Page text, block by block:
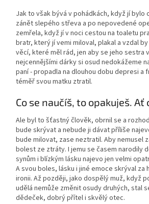
Jak to však bývá v pohádkách, když jí bylo
zánět slepého střeva a po nepovedené
zemřela, když jí v noci cestou na toaletu
bratr, který jí vemi miloval, plakal a vzdal
věcí, které měl rád, jen aby se jeho sestra
nejcennějšími dárky si osud nedokážeme
paní - propadla na dlouhou dobu depresi a
téměř svou matku ztratil.
Co se naučíš, to opakuješ. Ať
Ale byl to šťastný člověk, obrnil se a
bude skrývat a nebude ji dávat příliše
bude milovat, zase neztratil. Aby nemusel
bolest ze ztráty. I jemu se časem narodily
synům i blízkým lásku najevo jen velmi
A svou boles, lásku i jiné emoce skrýval za
ironii. Až později, jako dospělý muž, když
udělá nemůže změnit osudy druhých, stal
dědeček, dobrý přítel i skvělý otec.